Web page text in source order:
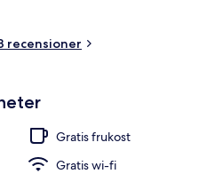
recensioner
Gratis frukost
Gratis wi-fi